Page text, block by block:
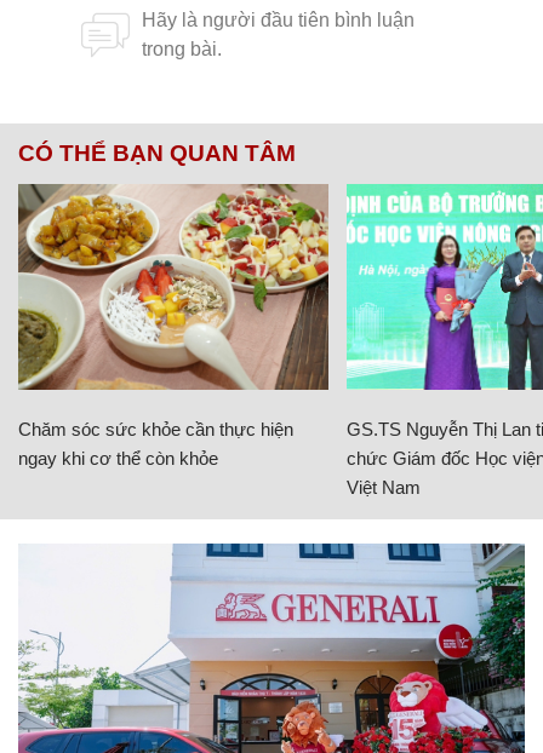
CÓ THỂ BẠN QUAN TÂM
Chăm sóc sức khỏe cần thực hiện
ngay khi cơ thể còn khỏe
GS.TS Nguyễn Thị Lan
chức Giám đốc Học
Việt Nam